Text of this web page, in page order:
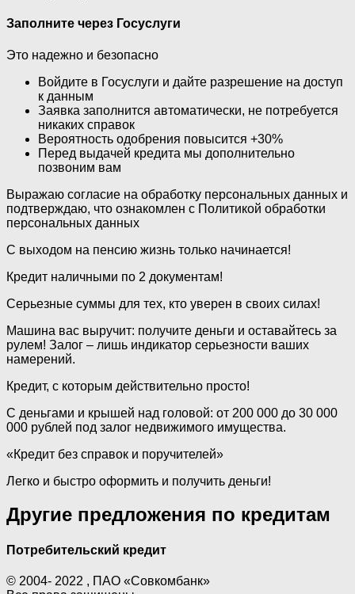
Заполните через Госуслуги
Это надежно и безопасно
Войдите в Госуслуги и дайте разрешение на доступ
к данным
Заявка заполнится автоматически, не потребуется
никаких справок
Вероятность одобрения повысится +30%
Перед выдачей кредита мы дополнительно
позвоним вам
Выражаю согласие на обработку персональных данных и
подтверждаю, что ознакомлен с Политикой обработки
персональных данных
С выходом на пенсию жизнь только начинается!
Кредит наличными по 2 документам!
Серьезные суммы для тех, кто уверен в своих силах!
Машина вас выручит: получите деньги и оставайтесь за
рулем! Залог – лишь индикатор серьезности ваших
намерений.
Кредит, с которым действительно просто!
С деньгами и крышей над головой: от 200 000 до 30 000
000 рублей под залог недвижимого имущества.
«Кредит без справок и поручителей»
Легко и быстро оформить и получить деньги!
Другие предложения по кредитам
Потребительский кредит
© 2004- 2022 , ПАО «Совкомбанк»